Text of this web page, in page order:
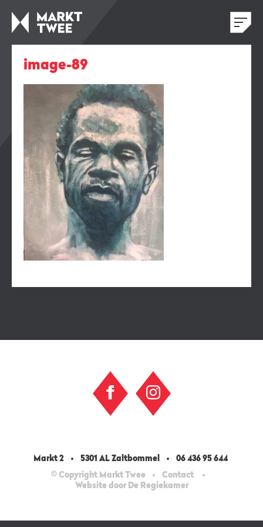
image-89
Markt 2 5301 AL Zaltbommel
06 436 95 644
© Copyright Markt Twee
Contact
Website door De Regiekamer